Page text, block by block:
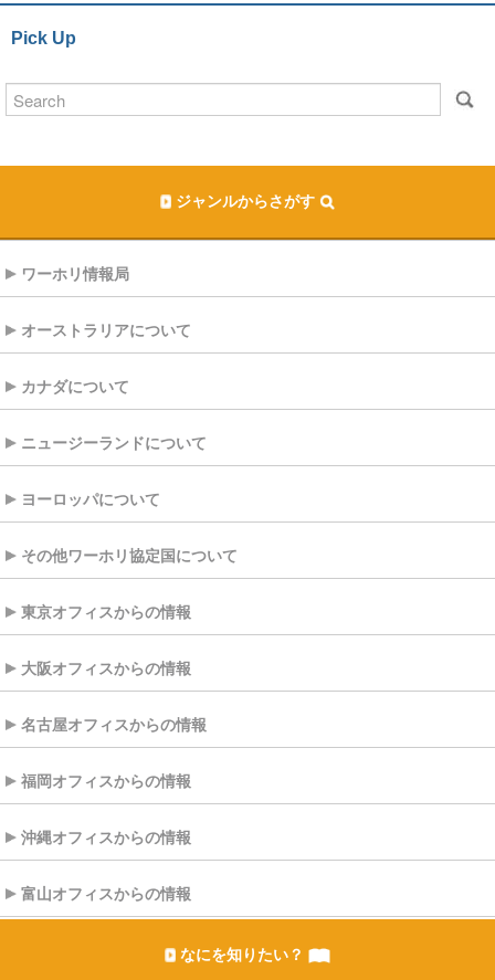
Pick Up
ジャンルからさがす
ワーホリ情報局
オーストラリアについて
カナダについて
ニュージーランドについて
ヨーロッパについて
その他ワーホリ協定国について
東京オフィスからの情報
大阪オフィスからの情報
名古屋オフィスからの情報
福岡オフィスからの情報
沖縄オフィスからの情報
富山オフィスからの情報
なにを知りたい？